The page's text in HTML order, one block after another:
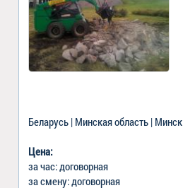
Беларусь | Минская область | Минск
Цена:
за час: договорная
за смену: договорная